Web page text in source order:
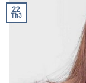
22
Th3